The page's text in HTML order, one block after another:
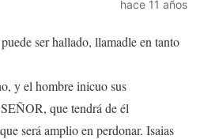
hace 11 años
ser hallado, llamadle en tanto
y el hombre inicuo sus
que tendrá de él
será amplio en perdonar. Isaias